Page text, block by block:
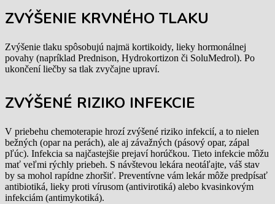
ZVÝŠENIE KRVNÉHO TLAKU
Zvýšenie tlaku spôsobujú najmä kortikoidy, lieky hormonálnej
povahy (napríklad Prednison, Hydrokortizon či SoluMedrol). Po
ukončení liečby sa tlak zvyčajne upraví.
ZVÝŠENÉ RIZIKO INFEKCIE
V priebehu chemoterapie hrozí zvýšené riziko infekcií, a to nielen
bežných (opar na perách), ale aj závažných (pásový opar, zápal
pľúc). Infekcia sa najčastejšie prejaví horúčkou. Tieto infekcie môžu
mať veľmi rýchly priebeh. S návštevou lekára neotáľajte, váš stav
by sa mohol rapídne zhoršiť. Preventívne vám lekár môže predpísať
antibiotiká, lieky proti vírusom (antivirotiká) alebo kvasinkovým
infekciám (antimykotiká).